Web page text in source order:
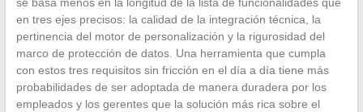
se basa menos en la longitud de la lista de funcionalidades que
en tres ejes precisos: la calidad de la integración técnica, la
pertinencia del motor de personalización y la rigurosidad del
marco de protección de datos. Una herramienta que cumpla
con estos tres requisitos sin fricción en el día a día tiene más
probabilidades de ser adoptada de manera duradera por los
empleados y los gerentes que la solución más rica sobre el